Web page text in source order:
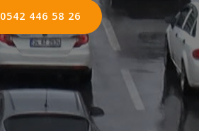
0542 446 58 26